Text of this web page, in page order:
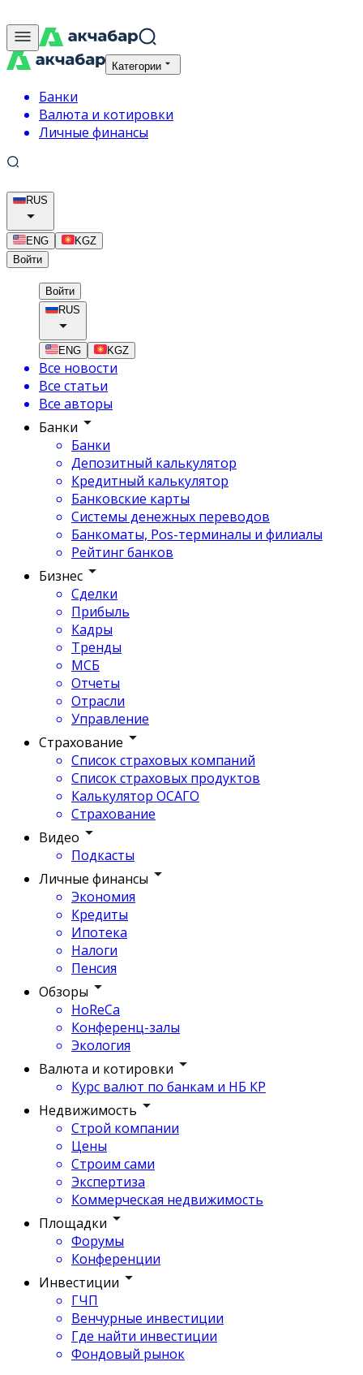
Категории
Банки
Валюта и котировки
Личные финансы
RUS
ENG
KGZ
Войти
Войти
RUS
ENG KGZ
Все новости
Все статьи
Все авторы
Банки
Банки
Депозитный калькулятор
Кредитный калькулятор
Банковские карты
Системы денежных переводов
Банкоматы, Pos-терминалы и филиалы
Рейтинг банков
Бизнес
Сделки
Прибыль
Кадры
Тренды
МСБ
Отчеты
Отрасли
Управление
Страхование
Список страховых компаний
Список страховых продуктов
Калькулятор ОСАГО
Страхование
Видео
Подкасты
Личные финансы
Экономия
Кредиты
Ипотека
Налоги
Пенсия
Обзоры
HoReCa
Конференц-залы
Экология
Валюта и котировки
Курс валют по банкам и НБ КР
Недвижимость
Строй компании
Цены
Строим сами
Экспертиза
Коммерческая недвижимость
Площадки
Форумы
Конференции
Инвестиции
ГЧП
Венчурные инвестиции
Где найти инвестиции
Фондовый рынок